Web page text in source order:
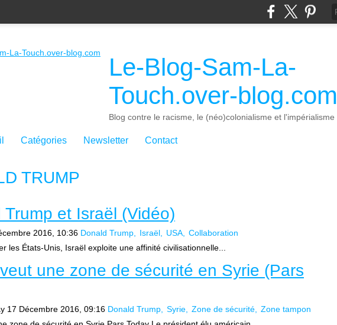
Le-Blog-Sam-La-
Touch.over-blog.com
Blog contre le racisme, le (néo)colonialisme et l'impérialisme
Catégories Newsletter Contact
TRUMP
Trump et Israël (Vidéo)
2016, 10:36 Donald Trump Israël USA
Collaboration
les États-Unis, Israël exploite une affinité civilisationnelle...
une zone de sécurité en Syrie (Pars
17 Décembre 2016, 09:16 Donald Trump Syrie Zone de sécurité
Zone tampon